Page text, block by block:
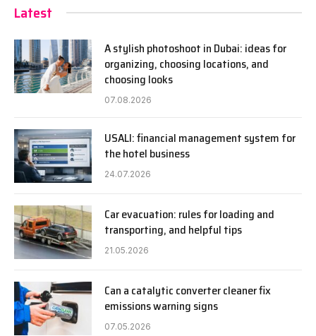
Latest
A stylish photoshoot in Dubai: ideas for
organizing, choosing locations, and
choosing looks
07.08.2026
USALI: financial management system for
the hotel business
24.07.2026
Car evacuation: rules for loading and
transporting, and helpful tips
21.05.2026
Can a catalytic converter cleaner fix
emissions warning signs
07.05.2026